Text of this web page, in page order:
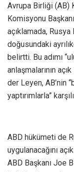
Avrupa Birliği (AB)
Komisyonu
açıklamada, Rusya
doğusundaki
belirtti. Bu adımı
anlaşmalarının
der Leyen, AB’nin
yaptırımlarla”
ABD hükümeti de
uygulanacağını
ABD Başkanı Joe